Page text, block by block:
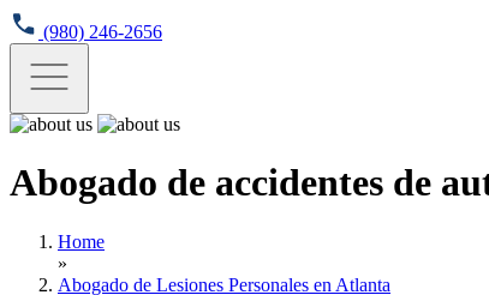
(980) 246-2656
Abogado de accidentes de
Home
»
Abogado de Lesiones Personales en Atlanta